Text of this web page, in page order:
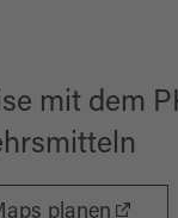
mit dem
planen